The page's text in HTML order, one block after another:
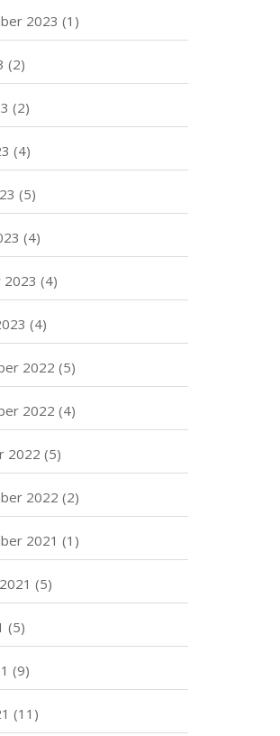
2023 (1)
(2)
(2)
(4)
(5)
(4)
2023 (4)
(4)
2022 (5)
2022 (4)
2022 (5)
2022 (2)
2021 (1)
(5)
(5)
(9)
(11)